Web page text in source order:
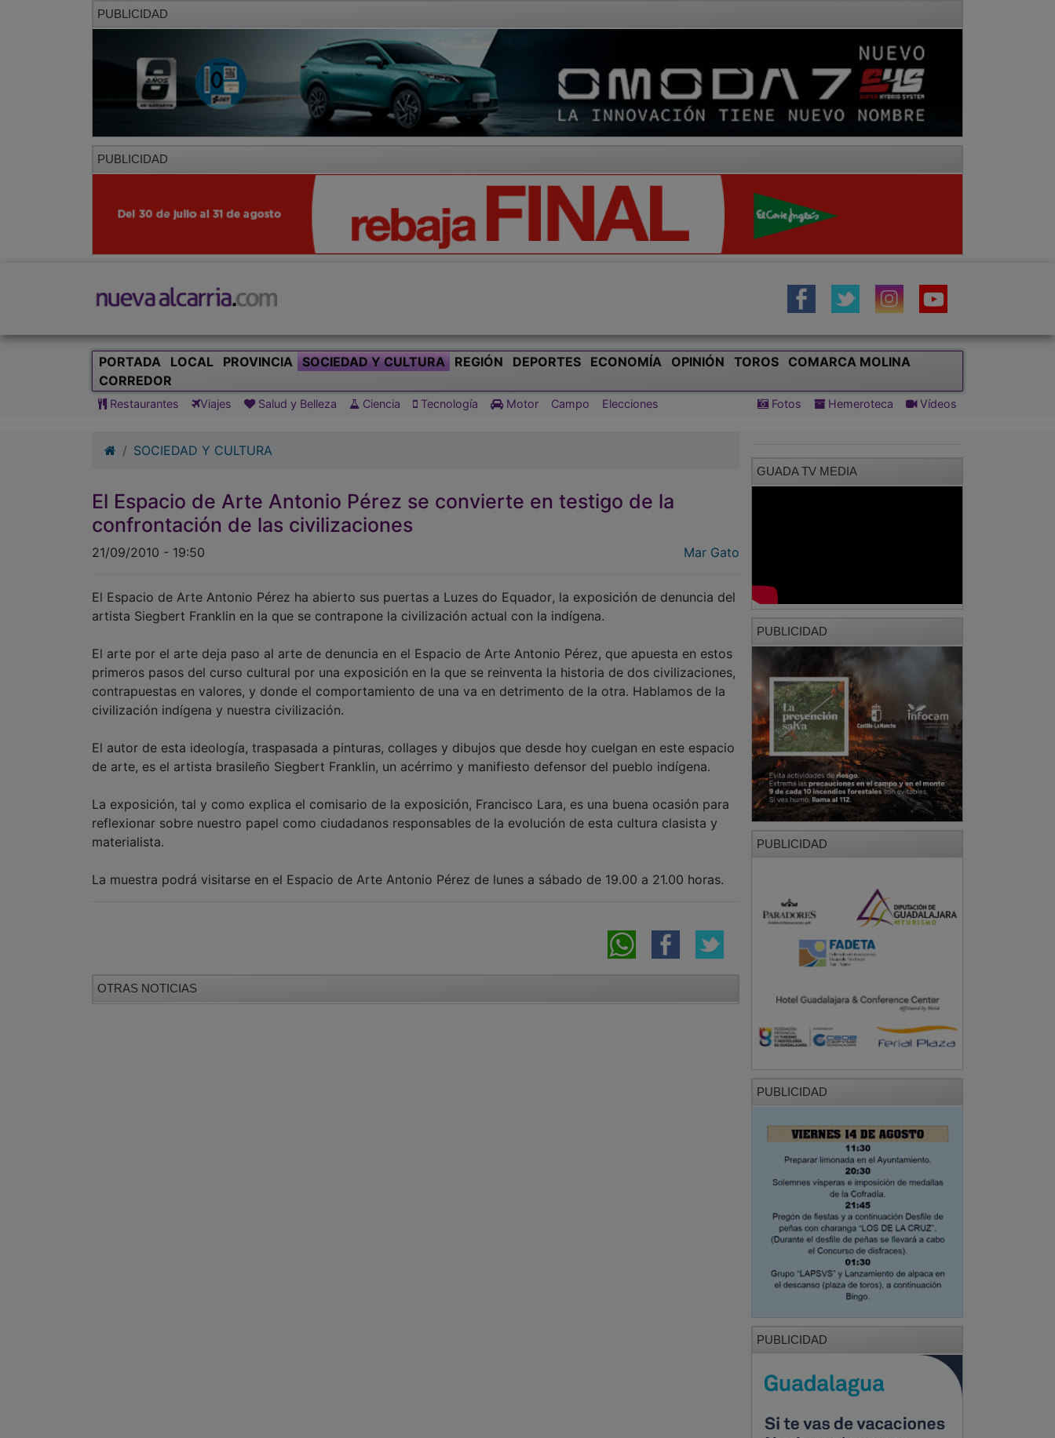
PUBLICIDAD
PUBLICIDAD
PORTADA LOCAL PROVINCIA SOCIEDAD Y CULTURA REGIÓN DEPORTES ECONOMÍA OPINIÓN TOROS
COMARCA MOLINA
CORREDOR
Restaurantes Viajes Salud y Belleza Ciencia Tecnología Motor Campo Elecciones Fotos Hemeroteca Vídeos
SOCIEDAD Y CULTURA
El Espacio de Arte Antonio Pérez se convierte en testigo de la
confrontación de las civilizaciones
21/09/2010 - 19:50 Mar Gato
El Espacio de Arte Antonio Pérez ha abierto sus puertas a Luzes do Equador, la exposición de denuncia del
artista Siegbert Franklin en la que se contrapone la civilización actual con la indígena.
El arte por el arte deja paso al arte de denuncia en el Espacio de Arte Antonio Pérez, que apuesta en estos
primeros pasos del curso cultural por una exposición en la que se reinventa la historia de dos civilizaciones,
contrapuestas en valores, y donde el comportamiento de una va en detrimento de la otra. Hablamos de la
civilización indígena y nuestra civilización.
El autor de esta ideología, traspasada a pinturas, collages y dibujos que desde hoy cuelgan en este espacio
de arte, es el artista brasileño Siegbert Franklin, un acérrimo y manifiesto defensor del pueblo indígena.
La exposición, tal y como explica el comisario de la exposición, Francisco Lara, es una buena ocasión para
reflexionar sobre nuestro papel como ciudadanos responsables de la evolución de esta cultura clasista y
materialista.
La muestra podrá visitarse en el Espacio de Arte Antonio Pérez de lunes a sábado de 19.00 a 21.00 horas.
OTRAS NOTICIAS
GUADA TV MEDIA
PUBLICIDAD
PUBLICIDAD
PUBLICIDAD
PUBLICIDAD